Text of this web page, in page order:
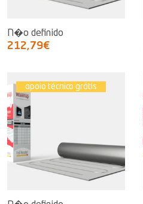
N�o definido
212,79€
apoio técnico grátis